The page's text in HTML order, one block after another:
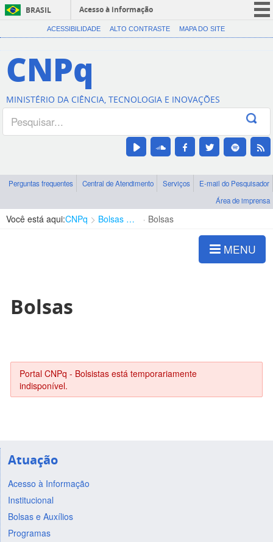
BRASIL
Acesso à informação
CORONAVÍRUS (COVID-19)
Canais
ACESSIBILIDADE ALTO CONTRASTE MAPA DO SITE
CNPq
MINISTÉRIO DA CIÊNCIA, TECNOLOGIA E INOVAÇÕES
Perguntas frequentes Central de Atendimento Serviços
E-mail do Pesquisador
Área de imprensa
Você está aqui:CNPq Bolsas e Auxílios Vigentes Bolsas
MENU
Bolsas
Portal CNPq - Bolsistas está temporariamente
indisponível.
Atuação
Acesso à Informação
Institucional
Bolsas e Auxílios
Programas